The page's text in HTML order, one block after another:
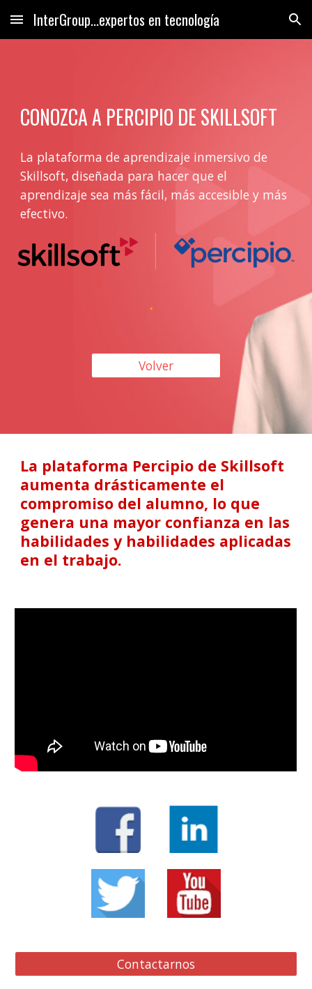
Skip to main content Skip to navigation
InterGroup...expertos en tecnología
CONOZCA A PERCIPIO DESKILLSOFT
La plataforma de aprendizaje inmersivo de
Skillsoft, diseñada para hacer que el
aprendizaje sea más fácil, más accesible y más
efectivo.
Volver
La plataforma Percipio de Skillsoft
aumenta drásticamente el
compromiso del alumno, lo que
genera una mayor confianza en las
habilidades y habilidades aplicadas
en el trabajo.
Contactarnos